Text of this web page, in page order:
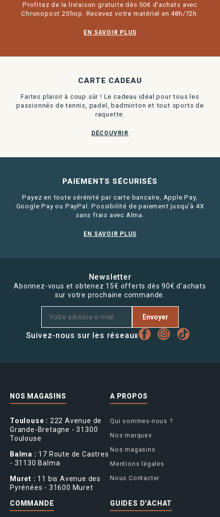
Profitez de la livraison gratuite dès 50€ d'achats avec
Chronopost 2Shop. Recevez votre matériel en 48h/72h.
EN SAVOIR PLUS
CARTE CADEAU
Faites plaisir à coup sûr ! Le cadeau idéal pour tous les
passionnés de tennis, padel, badminton et tout sports de
raquette.
DÉCOUVRIR
PAIEMENTS SÉCURISÉS
Payez en toute sérénité par carte bancaire, Apple Pay,
Google Pay ou PayPal. Possibilité de paiement jusqu'à 4X
sans frais avec Alma.
EN SAVOIR PLUS
Newsletter
Abonnez-vous et obtenez 15€ offerts dès 90€ d'achats
sur votre prochaine commande.
Envoyer
Suivez-nous sur les réseaux
NOS MAGASINS
Toulouse : 222 Avenue de
Grande-Bretagne - 31300
Toulouse
Balma : 17 Route de Castres
- 31130 Balma
Muret : 11 bis Avenue des
Pyrénées - 31600 Muret
A PROPOS
Qui sommes-nous ?
Nos marques
Nos magasins
Mentions légales
Nous Contacter
COMMANDE GUIDES D'ACHAT